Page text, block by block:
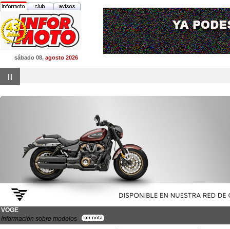
sábado 08, agosto 2026
VOGE
Información sobre modelos